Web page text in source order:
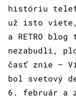
históriu
už isto viete,
a RETRO blog
nezabudli,
časť znie –
bol svetový
6. február a